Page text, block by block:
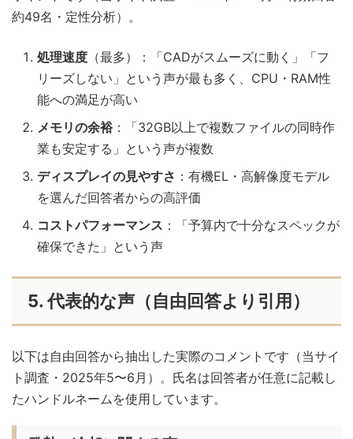
約49名・定性分析）。
処理速度 （最多）：「CADがスムーズに動く」「フ
リーズしない」という声が最も多く、CPU・RAM性
能への満足が高い
メモリの余裕：「32GB以上で複数ファイルの同時作
業も安定する」という声が複数
ディスプレイの見やすさ ：有機EL・高解像度モデル
を選んだ回答者からの高評価
コストパフォーマンス ：「予算内で十分なスペックが
確保できた」という声
5. 代表的な声（自由回答より引用）
以下は自由回答から抽出した実際のコメントです（当サイ
ト調査・2025年5〜6月）。氏名は回答者が任意に記載し
たハンドルネームを使用しています。